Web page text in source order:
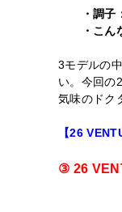
・調子
・こんな
3モデルの
い。今回の
気味のドク
【26
③ 26